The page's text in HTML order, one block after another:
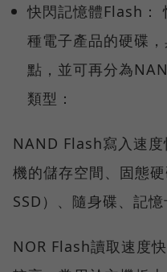
快閃記憶體Flash：
種電子產品的硬碟
點，並可再分為
類型：
NAND Flash寫入速
機的儲存空間、固態
SSD）、隨身碟、記憶
NOR Flash讀取速度